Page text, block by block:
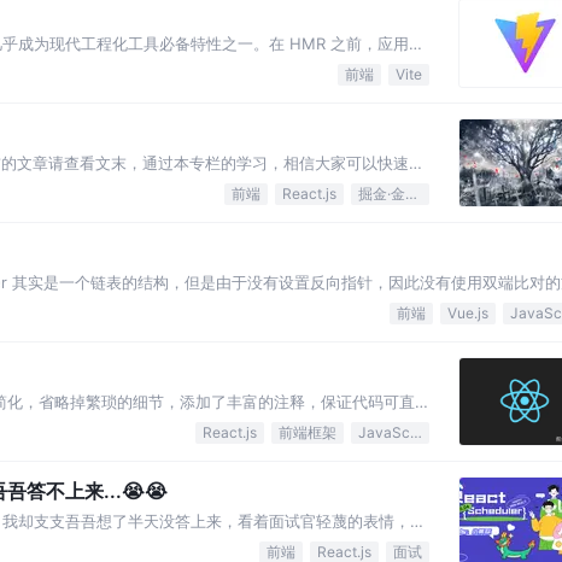
成为现代工程化工具必备特性之一。在 HMR 之前，应用的
更都需
前端 Vite
文章请查看文末，通过本专栏的学习，相信大家可以快速掌
前端 React.js 掘金·金石计划
实是一个链表的结构，但是由于没有设置反向指针，因此没有使用双端比对
前端 Vue.js
，省略掉繁琐的细节，添加了丰富的注释，保证代码可直
React.js 前端框架 JavaScript
吾答不上来...😭😭
支支吾吾想了半天没答上来，看着面试官轻蔑的表情，我
前端 React.js 面试